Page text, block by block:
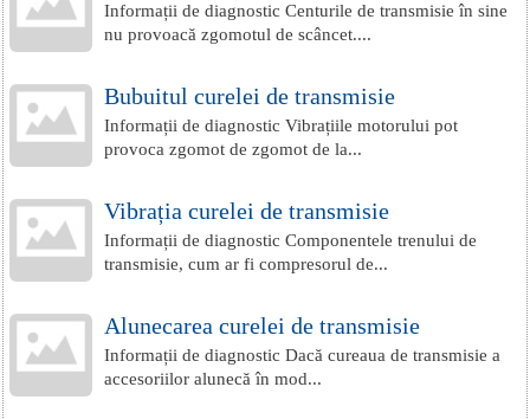
Informații de diagnostic Centurile de transmisie în sine
nu provoacă zgomotul de scâncet....
Bubuitul curelei de transmisie
Informații de diagnostic Vibrațiile motorului pot
provoca zgomot de zgomot de la...
Vibrația curelei de transmisie
Informații de diagnostic Componentele trenului de
transmisie, cum ar fi compresorul de...
Alunecarea curelei de transmisie
Informații de diagnostic Dacă cureaua de transmisie a
accesoriilor alunecă în mod...